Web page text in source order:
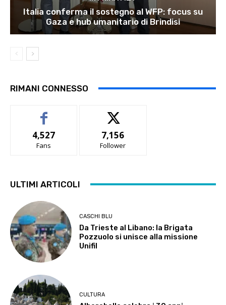
Italia conferma il sostegno al WFP: focus su
Gaza e hub umanitario di Brindisi
RIMANI CONNESSO
4,527
Fans
7,156
Follower
ULTIMI ARTICOLI
CASCHI BLU
Da Trieste al Libano: la Brigata
Pozzuolo si unisce alla missione
Unifil
CULTURA